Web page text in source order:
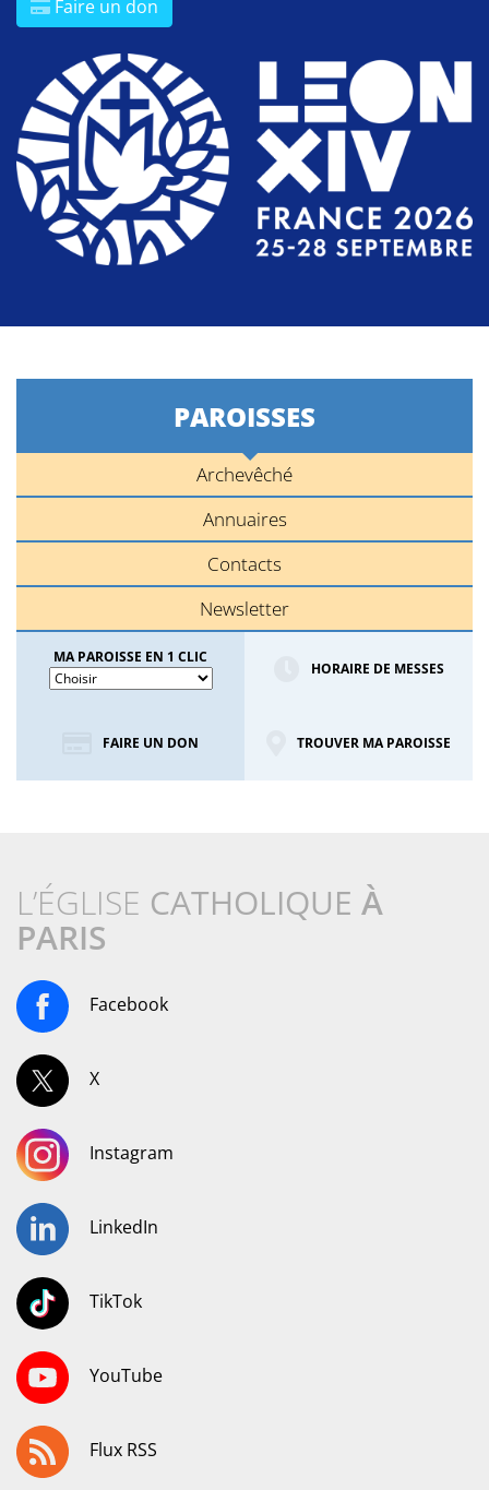
Faire un don
PAROISSES
Archevêché
Annuaires
Contacts
Newsletter
MA PAROISSE EN 1 CLIC
HORAIRE DE MESSES
FAIRE UN DON TROUVER MA PAROISSE
L’ÉGLISE CATHOLIQUE À
PARIS
Facebook
X
Instagram
LinkedIn
TikTok
YouTube
Flux RSS